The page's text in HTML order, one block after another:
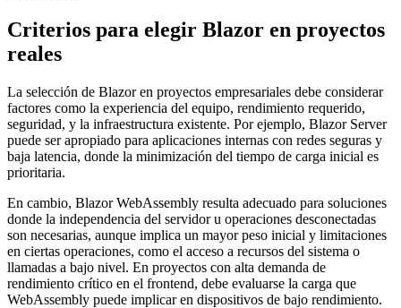
Criterios para elegir Blazor en proyectos
reales
La selección de Blazor en proyectos empresariales debe considerar
factores como la experiencia del equipo, rendimiento requerido,
seguridad, y la infraestructura existente. Por ejemplo, Blazor Server
puede ser apropiado para aplicaciones internas con redes seguras y
baja latencia, donde la minimización del tiempo de carga inicial es
prioritaria.
En cambio, Blazor WebAssembly resulta adecuado para soluciones
donde la independencia del servidor u operaciones desconectadas
son necesarias, aunque implica un mayor peso inicial y limitaciones
en ciertas operaciones, como el acceso a recursos del sistema o
llamadas a bajo nivel. En proyectos con alta demanda de
rendimiento crítico en el frontend, debe evaluarse la carga que
WebAssembly puede implicar en dispositivos de bajo rendimiento.